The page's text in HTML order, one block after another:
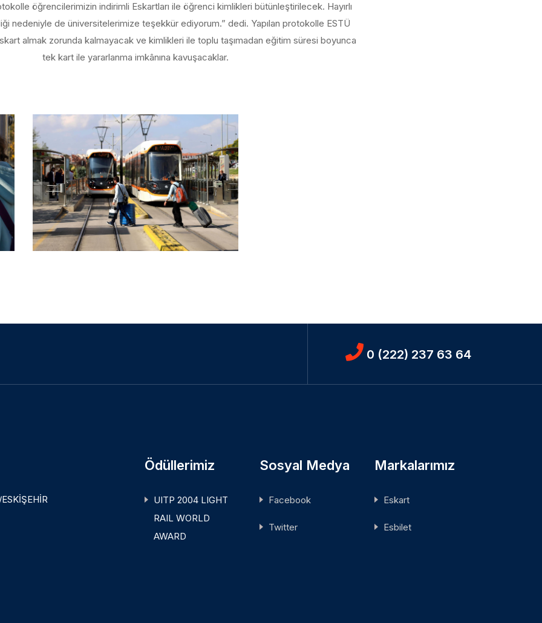
öğrencilerimizin indirimli Eskartları ile öğrenci kimlikleri bütünleştirilecek. Hayırlı
nedeniyle de üniversitelerimize teşekkür ediyorum.” dedi. Yapılan protokolle ESTÜ
almak zorunda kalmayacak ve kimlikleri ile toplu taşımadan eğitim süresi boyunca
tek kart ile yararlanma imkânına kavuşacaklar.
0 (222) 237 63 64
Ödüllerimiz
UITP 2004 LIGHT
RAIL WORLD
AWARD
Sosyal Medya
Facebook
Twitter
Markalarımız
Eskart
Esbilet